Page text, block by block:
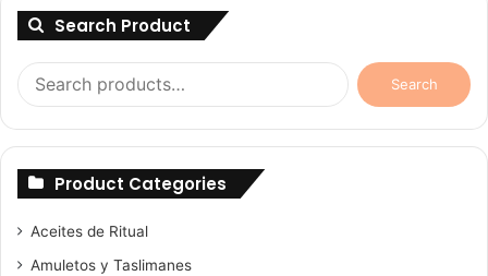
Search Product
Search
for:
Search
Product Categories
Aceites de Ritual
Amuletos y Taslimanes